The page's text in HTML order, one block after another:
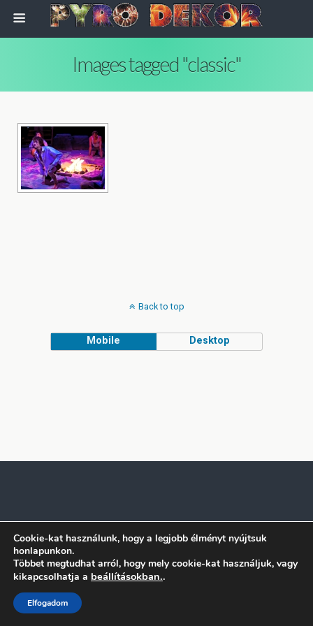
Images tagged "classic"
Back to top
Mobile Desktop
Cookie-kat használunk, hogy a legjobb élményt nyújtsuk
honlapunkon.
Többet megtudhat arról, hogy mely cookie-kat használjuk, vagy
kikapcsolhatja a beállításokban..
Elfogadom